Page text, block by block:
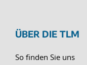
ÜBER DIE TLM
So finden Sie uns